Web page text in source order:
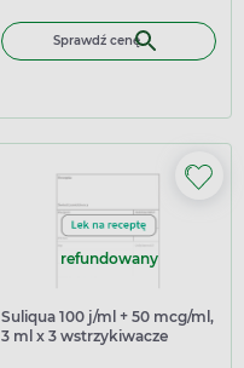
Sprawdź cenę
refundowany
Suliqua 100 j/ml + 50 mcg/ml,
3 ml x 3 wstrzykiwacze